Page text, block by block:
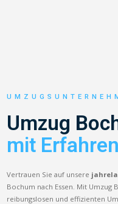
Umzug
mit Erfahren
Vertrauen Sie auf unsere
Bochum nach Essen. Mit
reibungslosen und effizienten